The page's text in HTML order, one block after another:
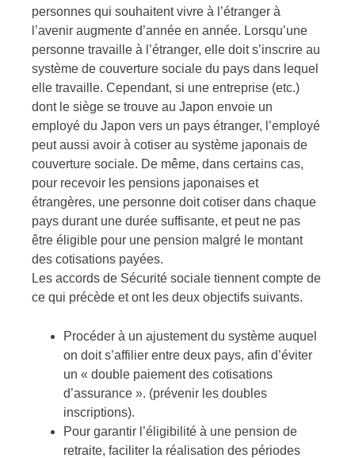
personnes qui souhaitent vivre à l’étranger à
l’avenir augmente d’année en année. Lorsqu’une
personne travaille à l’étranger, elle doit s’inscrire au
système de couverture sociale du pays dans lequel
elle travaille. Cependant, si une entreprise (etc.)
dont le siège se trouve au Japon envoie un
employé du Japon vers un pays étranger, l’employé
peut aussi avoir à cotiser au système japonais de
couverture sociale. De même, dans certains cas,
pour recevoir les pensions japonaises et
étrangères, une personne doit cotiser dans chaque
pays durant une durée suffisante, et peut ne pas
être éligible pour une pension malgré le montant
des cotisations payées.
Les accords de Sécurité sociale tiennent compte de
ce qui précède et ont les deux objectifs suivants.
Procéder à un ajustement du système auquel
on doit s’affilier entre deux pays, afin d’éviter
un « double paiement des cotisations
d’assurance ». (prévenir les doubles
inscriptions).
Pour garantir l’éligibilité à une pension de
retraite, faciliter la réalisation des périodes